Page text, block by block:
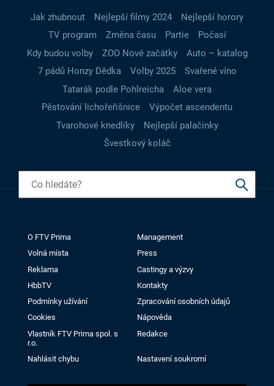
Jak zhubnout Nejlepší filmy 2024
Nejlepší horory
TV program
Změna času Partie
Počasí
Kdy budou volby
ZOO Nové začátky
Auto – katalog
7 pádů Honzy Dědka
Volby 2025
Svařené víno
Tatarák podle Pohlreicha
Aloe vera
Pěstování lichořeřišnice
Výpočet ascendentu
Tvarohové knedlíky
Nejlepší palačinky
Švestkový koláč
O FTV Prima
Management
Volná místa
Press
Reklama
Castingy a výzvy
HbbTV
Kontakty
Podmínky užívání
Zpracování osobních údajů
Cookies
Nápověda
Vlastník FTV Prima spol. s
r.o.
Redakce
Nahlásit chybu Nastavení soukromí